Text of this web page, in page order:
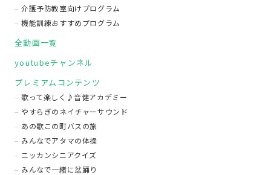
介護予防教室向けプログラム
機能訓練おすすめプログラム
全動画一覧
youtubeチャンネル
プレミアムコンテンツ
歌って楽しく♪音健アカデミー
やすらぎのネイチャーサウンド
あの歌この町バスの旅
みんなでアタマの体操
ニッカンシニアクイズ
みんなで一緒に盆踊り